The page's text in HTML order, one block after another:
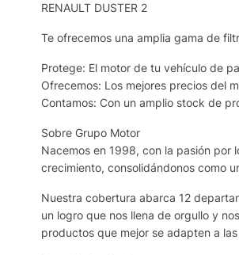
RENAULT DUSTER 2
Te ofrecemos una amplia gama de
Protege: El motor de tu vehículo de
Ofrecemos: Los mejores precios del
Contamos: Con un amplio stock de
Sobre Grupo Motor
Nacemos en 1998, con la pasión por
crecimiento, consolidándonos como
Nuestra cobertura abarca 12
un logro que nos llena de orgullo y
productos que mejor se adapten a